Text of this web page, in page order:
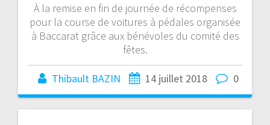
À la remise en fin de journée de récompenses
pour la course de voitures à pédales organisée
à Baccarat grâce aux bénévoles du comité des
fêtes.
Thibault BAZIN 14 juillet 2018 0